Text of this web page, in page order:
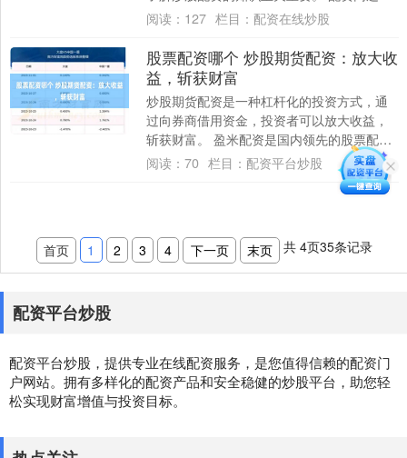
供专业的交易平台和实时行情数据，帮助投
阅读： 127 栏目： 配资在线炒股
股票配资哪个 炒股期货配资：放大收
益，斩获财富
炒股期货配资是一种杠杆化的投资方式，通
过向券商借用资金，投资者可以放大收益，
斩获财富。 盈米配资是国内领先的股票配资
平台，拥有完善的风控体系和专业的客服团
阅读： 70 栏目： 配资平台炒股
首页 1 2 3 4 下一页 末页 共4页35条记录
配资平台炒股
配资平台炒股，提供专业在线配资服务，是您值得信赖的配资门
户网站。拥有多样化的配资产品和安全稳健的炒股平台，助您轻
松实现财富增值与投资目标。